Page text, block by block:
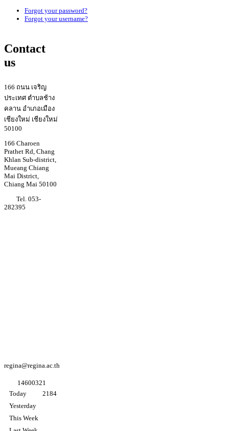
Forgot your password?
Forgot your username?
Contact
us
166 ถนน เจริญ
ประเทศ ตำบลช้าง
คลาน อำเภอเมือง
เชียงใหม่ เชียงใหม่
50100
166 Charoen
Prathet Rd, Chang
Khlan Sub-district,
Mueang Chiang
Mai District,
Chiang Mai 50100
Tel. 053-
282395
regina@regina.ac.th
1 4600321
Today
Yesterday
This Week
2184